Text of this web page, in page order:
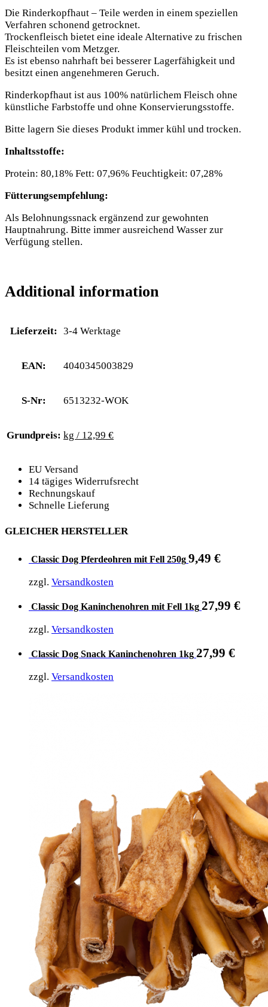
Die Rinderkopfhaut – Teile werden in einem speziellen
Verfahren schonend getrocknet.
Trockenfleisch bietet eine ideale Alternative zu frischen
Fleischteilen vom Metzger.
Es ist ebenso nahrhaft bei besserer Lagerfähigkeit und
besitzt einen angenehmeren Geruch.
Rinderkopfhaut ist aus 100% natürlichem Fleisch ohne
künstliche Farbstoffe und ohne Konservierungsstoffe.
Bitte lagern Sie dieses Produkt immer kühl und trocken.
Inhaltsstoffe:
Protein: 80,18% Fett: 07,96% Feuchtigkeit: 07,28%
Fütterungsempfehlung:
Als Belohnungssnack ergänzend zur gewohnten
Hauptnahrung. Bitte immer ausreichend Wasser zur
Verfügung stellen.
Additional information
Lieferzeit: 3-4 Werktage
EAN: 4040345003829
S-Nr: 6513232-WOK
Grundpreis: kg / 12,99 €
EU Versand
14 tägiges Widerrufsrecht
Rechnungskauf
Schnelle Lieferung
GLEICHER HERSTELLER
Classic Dog Pferdeohren mit Fell 250g 9,49 €
zzgl. Versandkosten
Classic Dog Kaninchenohren mit Fell 1kg 27,99 €
zzgl. Versandkosten
Classic Dog Snack Kaninchenohren 1kg 27,99 €
zzgl. Versandkosten